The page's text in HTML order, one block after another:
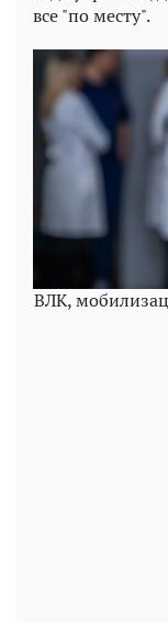
все "по месту".
ВЛК,